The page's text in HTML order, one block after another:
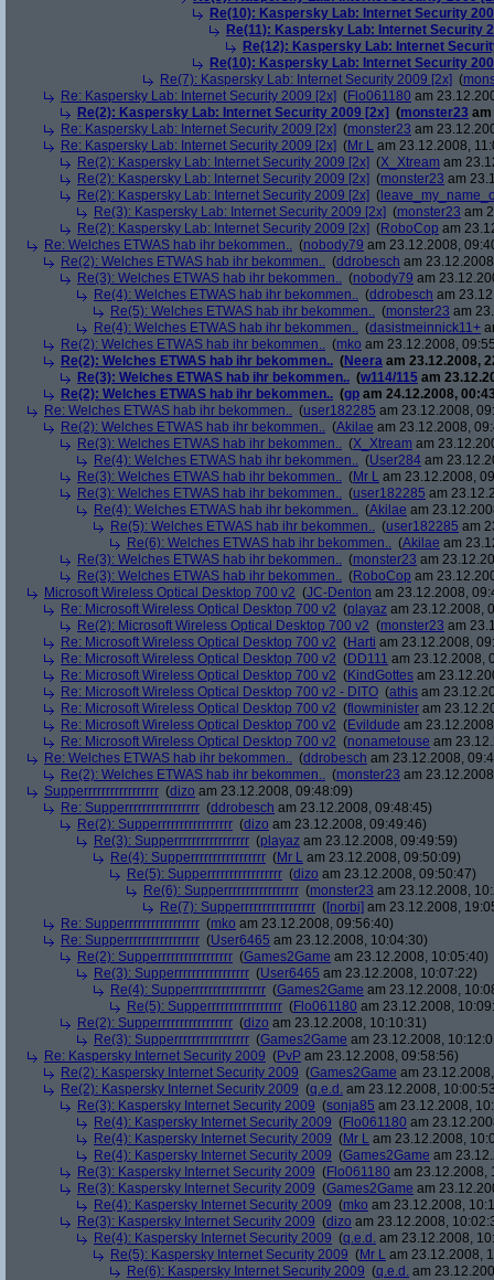
Re(10): Kaspersky Lab: Internet Security
Re(11): Kaspersky Lab: Internet Security
Re(12): Kaspersky Lab: Internet
Re(10): Kaspersky Lab: Internet Security
Re(7): Kaspersky Lab: Internet Security 2009 [2x] (
Re: Kaspersky Lab: Internet Security 2009 [2x] (Flo061180 am
Re(2): Kaspersky Lab: Internet Security 2009 [2x] (monster23 am
Re: Kaspersky Lab: Internet Security 2009 [2x] (monster23 am
Re: Kaspersky Lab: Internet Security 2009 [2x] (Mr L am 23.12.2008,
Re(2): Kaspersky Lab: Internet Security 2009 [2x] (X_Xtream am
Re(2): Kaspersky Lab: Internet Security 2009 [2x] (monster23 am
Re(2): Kaspersky Lab: Internet Security 2009 [2x] (
Re(3): Kaspersky Lab: Internet Security 2009 [2x] (monster23 am
Re(2): Kaspersky Lab: Internet Security 2009 [2x] (RoboCop am
Re: Welches ETWAS hab ihr bekommen.. (nobody79 am 23.12.2008,
Re(2): Welches ETWAS hab ihr bekommen.. (ddrobesch am
Re(3): Welches ETWAS hab ihr bekommen.. (nobody79 am
Re(4): Welches ETWAS hab ihr bekommen.. (ddrobesch am
Re(5): Welches ETWAS hab ihr bekommen.. (monster23 am
Re(4): Welches ETWAS hab ihr bekommen.. (dasistmeinnick11+
Re(2): Welches ETWAS hab ihr bekommen.. (mko am 23.12.2008,
Re(2): Welches ETWAS hab ihr bekommen.. (Neera am 23.12.2008,
Re(3): Welches ETWAS hab ihr bekommen.. (w114/115 am
Re(2): Welches ETWAS hab ihr bekommen.. (gp am 24.12.2008,
Re: Welches ETWAS hab ihr bekommen.. (user182285 am 23.12.2008,
Re(2): Welches ETWAS hab ihr bekommen.. (Akilae am 23.12.2008,
Re(3): Welches ETWAS hab ihr bekommen.. (X_Xtream am
Re(4): Welches ETWAS hab ihr bekommen.. (User284 am
Re(3): Welches ETWAS hab ihr bekommen.. (Mr L am 23.12.2008,
Re(3): Welches ETWAS hab ihr bekommen.. (user182285 am
Re(4): Welches ETWAS hab ihr bekommen.. (Akilae am
Re(5): Welches ETWAS hab ihr bekommen.. (user182285 am
Re(6): Welches ETWAS hab ihr bekommen.. (Akilae am
Re(3): Welches ETWAS hab ihr bekommen.. (monster23 am
Re(3): Welches ETWAS hab ihr bekommen.. (RoboCop am
Microsoft Wireless Optical Desktop 700 v2 (JC-Denton am 23.12.2008,
Re: Microsoft Wireless Optical Desktop 700 v2 (playaz am 23.12.2008,
Re(2): Microsoft Wireless Optical Desktop 700 v2 (monster23 am
Re: Microsoft Wireless Optical Desktop 700 v2 (Harti am 23.12.2008,
Re: Microsoft Wireless Optical Desktop 700 v2 (DD111 am 23.12.2008,
Re: Microsoft Wireless Optical Desktop 700 v2 (KindGottes am
Re: Microsoft Wireless Optical Desktop 700 v2 - DITO (athis am
Re: Microsoft Wireless Optical Desktop 700 v2 (flowminister am
Re: Microsoft Wireless Optical Desktop 700 v2 (Evildude am
Re: Microsoft Wireless Optical Desktop 700 v2 (nonametouse am
Re: Welches ETWAS hab ihr bekommen.. (ddrobesch am 23.12.2008,
Re(2): Welches ETWAS hab ihr bekommen.. (monster23 am
Supperrrrrrrrrrrrrrrrr (dizo am 23.12.2008, 09:48:09)
Re: Supperrrrrrrrrrrrrrrrr (ddrobesch am 23.12.2008, 09:48:45)
Re(2): Supperrrrrrrrrrrrrrrrr (dizo am 23.12.2008, 09:49:46)
Re(3): Supperrrrrrrrrrrrrrrrr (playaz am 23.12.2008, 09:49:59)
Re(4): Supperrrrrrrrrrrrrrrrr (Mr L am 23.12.2008, 09:50:09)
Re(5): Supperrrrrrrrrrrrrrrrr (dizo am 23.12.2008, 09:50:47)
Re(6): Supperrrrrrrrrrrrrrrrr (monster23 am 23.12.2008,
Re(7): Supperrrrrrrrrrrrrrrrr ([norbi] am 23.12.2008,
Re: Supperrrrrrrrrrrrrrrrr (mko am 23.12.2008, 09:56:40)
Re: Supperrrrrrrrrrrrrrrrr (User6465 am 23.12.2008, 10:04:30)
Re(2): Supperrrrrrrrrrrrrrrrr (Games2Game am 23.12.2008, 10:05:40)
Re(3): Supperrrrrrrrrrrrrrrrr (User6465 am 23.12.2008, 10:07:22)
Re(4): Supperrrrrrrrrrrrrrrrr (Games2Game am 23.12.2008,
Re(5): Supperrrrrrrrrrrrrrrrr (Flo061180 am 23.12.2008,
Re(2): Supperrrrrrrrrrrrrrrrr (dizo am 23.12.2008, 10:10:31)
Re(3): Supperrrrrrrrrrrrrrrrr (Games2Game am 23.12.2008,
Re: Kaspersky Internet Security 2009 (PvP am 23.12.2008, 09:58:56)
Re(2): Kaspersky Internet Security 2009 (Games2Game am
Re(2): Kaspersky Internet Security 2009 (q.e.d. am 23.12.2008,
Re(3): Kaspersky Internet Security 2009 (sonja85 am 23.12.2008,
Re(4): Kaspersky Internet Security 2009 (Flo061180 am
Re(4): Kaspersky Internet Security 2009 (Mr L am 23.12.2008,
Re(4): Kaspersky Internet Security 2009 (Games2Game am
Re(3): Kaspersky Internet Security 2009 (Flo061180 am 23.12.2008,
Re(3): Kaspersky Internet Security 2009 (Games2Game am
Re(4): Kaspersky Internet Security 2009 (mko am 23.12.2008,
Re(3): Kaspersky Internet Security 2009 (dizo am 23.12.2008,
Re(4): Kaspersky Internet Security 2009 (q.e.d. am 23.12.2008,
Re(5): Kaspersky Internet Security 2009 (Mr L am 23.12.2008,
Re(6): Kaspersky Internet Security 2009 (q.e.d. am